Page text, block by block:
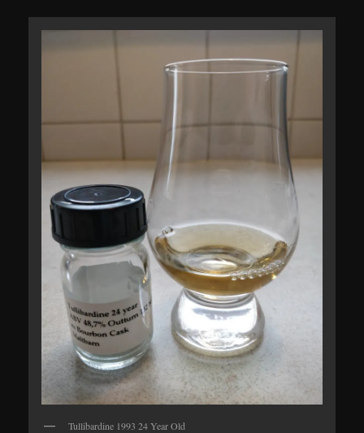
Tullibardine 1993 24 Year Old